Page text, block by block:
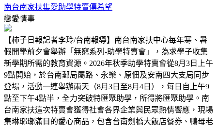
南台南家扶集愛助學特賣傳希望
戀愛情事
【柿子日報記者李玲/台南報導】南台南家扶中心每年寒、暑
假開學前夕會舉辦「無窮系列-助學特賣會」，為求學子收集
新學期所需的教育資源。2026年秋季助學特賣會從8月3日上午
9點開始，於台南郵局屬路、永樂、原佃及安南四大支局同步
登場，活動一連舉辦兩天（8月3日至8月4日），每日自上午9
點至下午4點半，全力突破特匯聚助學，所得將匯聚助學。南
台南家扶這次特賣會獲得社會各界企業與民眾熱情響應，現場
集琳瑯瑯滿目的愛心商品，包含台南劍橋大飯店餐券、鴨母老